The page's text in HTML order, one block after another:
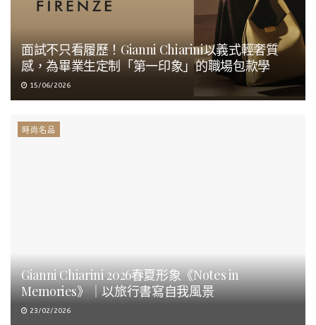
面試不只看履歷！Gianni Chiarini以義式輕奢質
感，為畢業生定制「第一印象」的職場包款學
15/06/2026
時尚名品
Gianni Chiarini 2026春夏形象《Notes in
Memories》｜以旅行書寫自我風景
23/02/2026